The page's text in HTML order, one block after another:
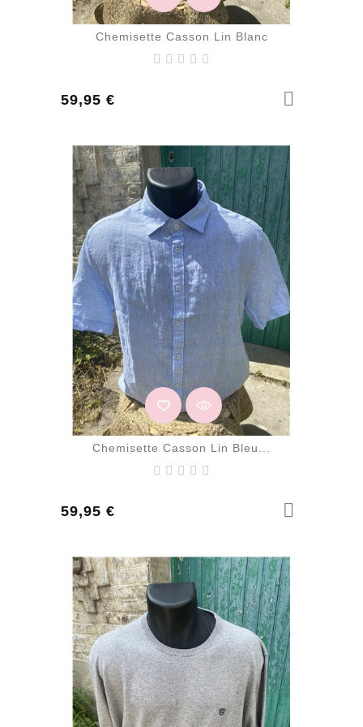
Chemisette Casson Lin Blanc
59,95 €
Prix
Chemisette Casson Lin Bleu...
59,95 €
Prix